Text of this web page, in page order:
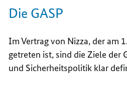
Die GASP
Im Vertrag von Nizza, der am
getreten ist, sind die Ziele der
und Sicherheitspolitik klar